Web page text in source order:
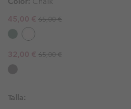
Sale price:
45,00 € Regular price:
65,00 €
Sale price:
32,00 € Regular price:
65,00 €
Talla: